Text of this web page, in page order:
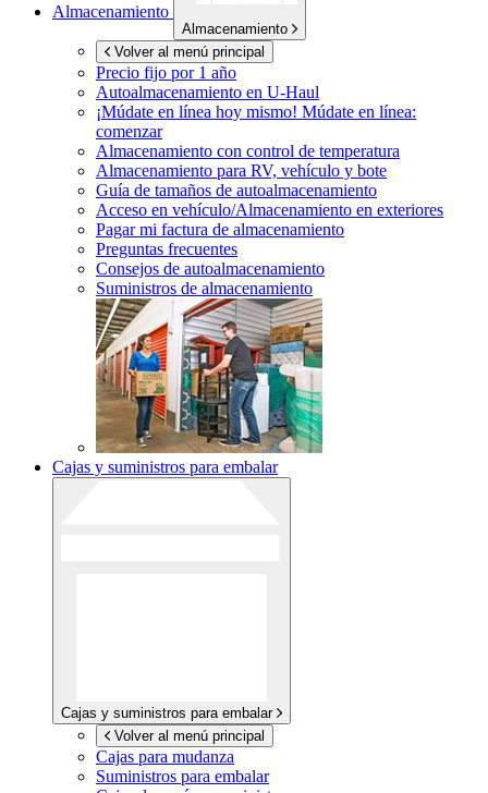
Almacenamiento
Almacenamiento
Volver al menú principal
Precio fijo por 1 año
Autoalmacenamiento en U-Haul
¡Múdate en línea hoy mismo! Múdate en línea:
comenzar
Almacenamiento con control de temperatura
Almacenamiento para RV, vehículo y bote
Guía de tamaños de autoalmacenamiento
Acceso en vehículo/Almacenamiento en exteriores
Pagar mi factura de almacenamiento
Preguntas frecuentes
Consejos de autoalmacenamiento
Suministros de almacenamiento
Cajas y suministros para embalar
Cajas y suministros para embalar
Volver al menú principal
Cajas para mudanza
Suministros para embalar